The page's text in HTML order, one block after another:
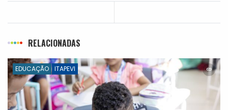
RELACIONADAS
EDUCAÇÃO ITAPEVI